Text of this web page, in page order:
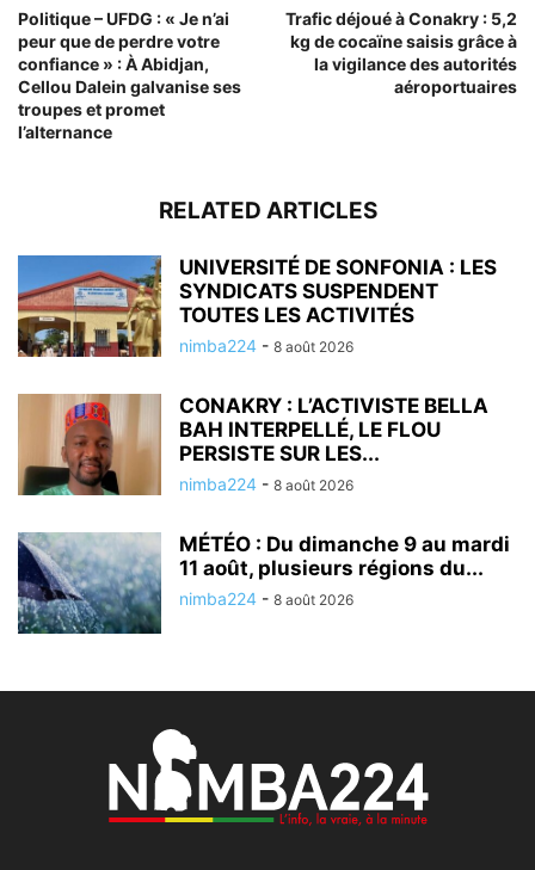
Politique – UFDG : « Je n’ai
peur que de perdre votre
confiance » : À Abidjan,
Cellou Dalein galvanise ses
troupes et promet
l’alternance
Trafic déjoué à Conakry : 5,2
kg de cocaïne saisis grâce à
la vigilance des autorités
aéroportuaires
RELATED ARTICLES
UNIVERSITÉ DE SONFONIA : LES
SYNDICATS SUSPENDENT
TOUTES LES ACTIVITÉS
nimba224 - 8 août 2026
CONAKRY : L’ACTIVISTE BELLA
BAH INTERPELLÉ, LE FLOU
PERSISTE SUR LES...
nimba224 - 8 août 2026
MÉTÉO : Du dimanche 9 au mardi
11 août, plusieurs régions du...
nimba224 - 8 août 2026